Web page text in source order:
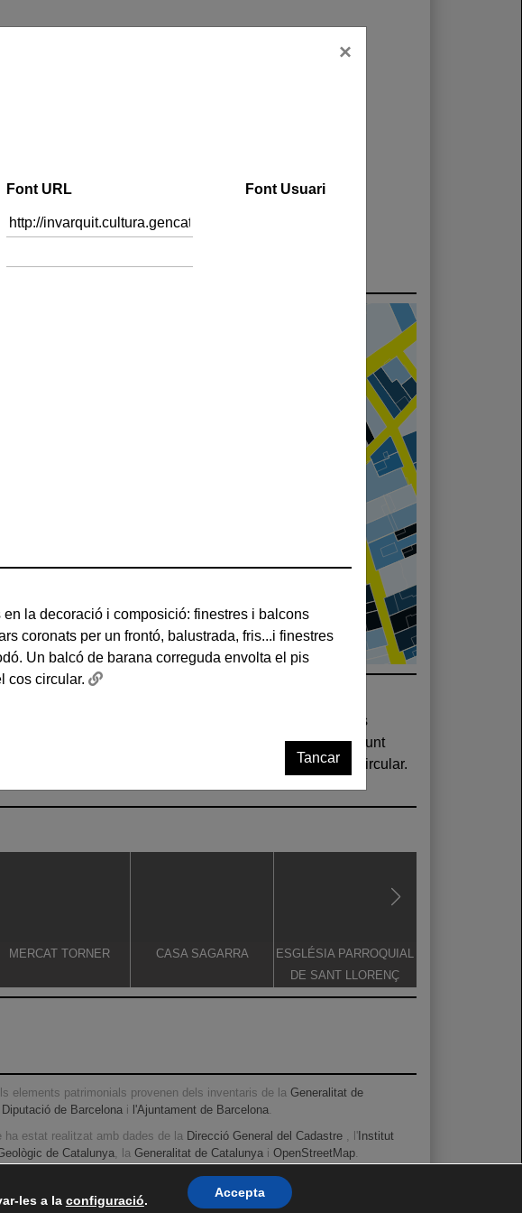
×
Font URL Font Usuari
cos circular.
Tancar
balcó de barana correguda envolta el pis central del cos circular.
MERCAT TORNER CASA SAGARRA
ESGLÉSIA PARROQUIAL
DE SANT LLORENÇ
elements patrimonials provenen dels inventaris de la Generalitat de
Diputació de Barcelona i l'Ajuntament de Barcelona.
ha estat realitzat amb dades de la Direcció General del Cadastre , l' Institut
de Catalunya, la Generalitat de Catalunya i OpenStreetMap.
les a la configuració.
Accepta